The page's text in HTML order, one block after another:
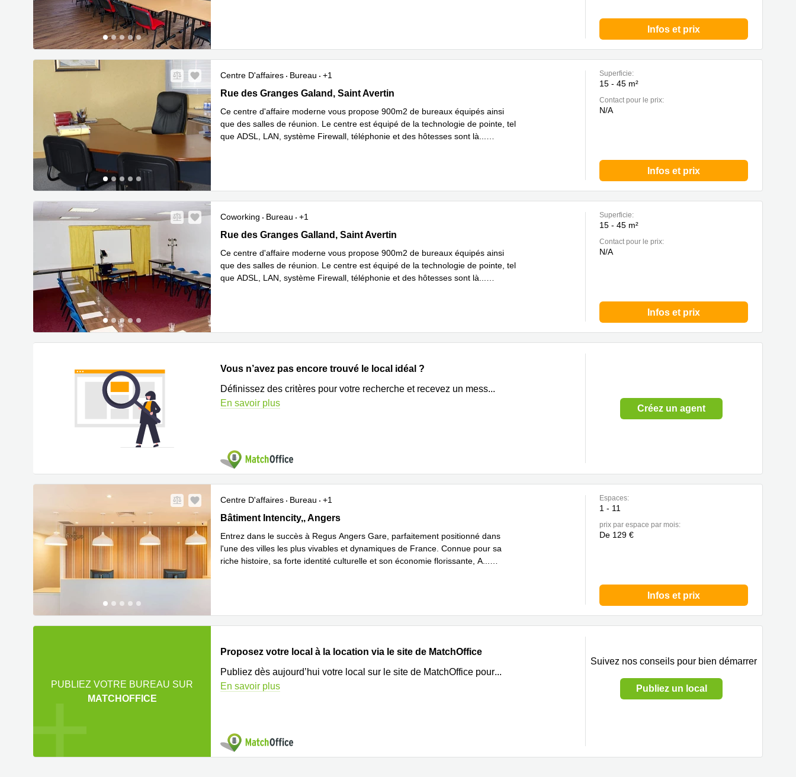
Infos et prix
Centre D'affaires Bureau
+1
Rue des Granges Galland 39 , Saint Avertin
Rue des Granges Galand, Saint Avertin
Ce centre d'affaire moderne vous propose 900m2 de bureaux équipés ainsi
que des salles de réunion. Le centre est équipé de la technologie de pointe, tel
que ADSL, LAN, système Firewall, téléphonie et des hôtesses sont là
Superficie:
15 - 45 m²
Contact pour le prix:
N/A
Infos et prix
Coworking Bureau
+1
Rue des Granges Galland 39 , Saint Avertin
Rue des Granges Galland, Saint Avertin
Ce centre d'affaire moderne vous propose 900m2 de bureaux équipés ainsi
que des salles de réunion. Le centre est équipé de la technologie de pointe, tel
que ADSL, LAN, système Firewall, téléphonie et des hôtesses sont là
Superficie:
15 - 45 m²
Contact pour le prix:
N/A
Infos et prix
Vous n’avez pas encore trouvé le local idéal ?
Définissez des critères pour votre recherche et recevez un mess...
En savoir plus
Créez un agent
Centre D'affaires Bureau
+1
Bâtiment Intencity, 10-16 rue Fulton,Cours Saint Laud, Angers
Bâtiment Intencity,, Angers
Entrez dans le succès à Regus Angers Gare, parfaitement positionné dans
l'une des villes les plus vivables et dynamiques de France. Connue pour sa
riche histoire, sa forte identité culturelle et son économie florissante, A
Espaces:
1 - 11
prix par espace par mois:
De 129 €
Infos et prix
PUBLIEZ VOTRE BUREAU SUR
MATCHOFFICE
Proposez votre local à la location via le site de MatchOffice
Publiez dès aujourd’hui votre local sur le site de MatchOffice pour...
En savoir plus
Suivez nos conseils pour bien démarrer
Publiez un local